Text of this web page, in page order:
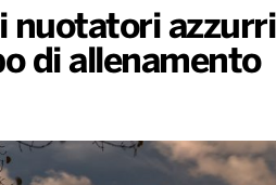
nuotatori azzurri
di allenamento